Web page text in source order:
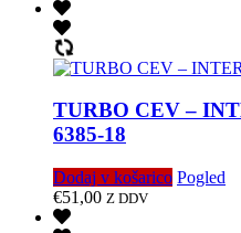
TURBO CEV –
6385-18
Dodaj v košarico Pogled
€51,00 Z DDV